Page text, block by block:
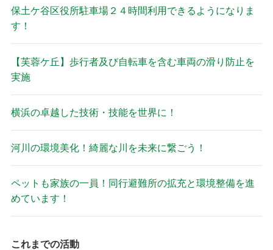
保土ケ谷区役所駐車場２４時間利用できるようになりま
す！
【芙蓉ケ丘】歩行者及び自転車を含む車両の滑り防止を
実施
横浜の卓越した技術・技能を世界に！
河川の環境美化！綺麗な川を未来に繋ごう！
ペットも家族の一員！同行避難所の拡充と環境整備を進
めています！
これまでの活動